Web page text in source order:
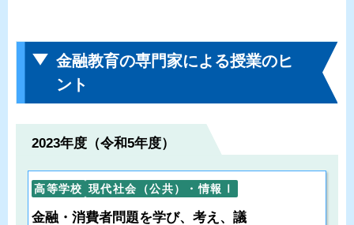
金融教育の専門家による授業のヒ
ント
2023年度（令和5年度）
高等学校 現代社会（公共）・情報Ⅰ
金融・消費者問題を学び、考え、議